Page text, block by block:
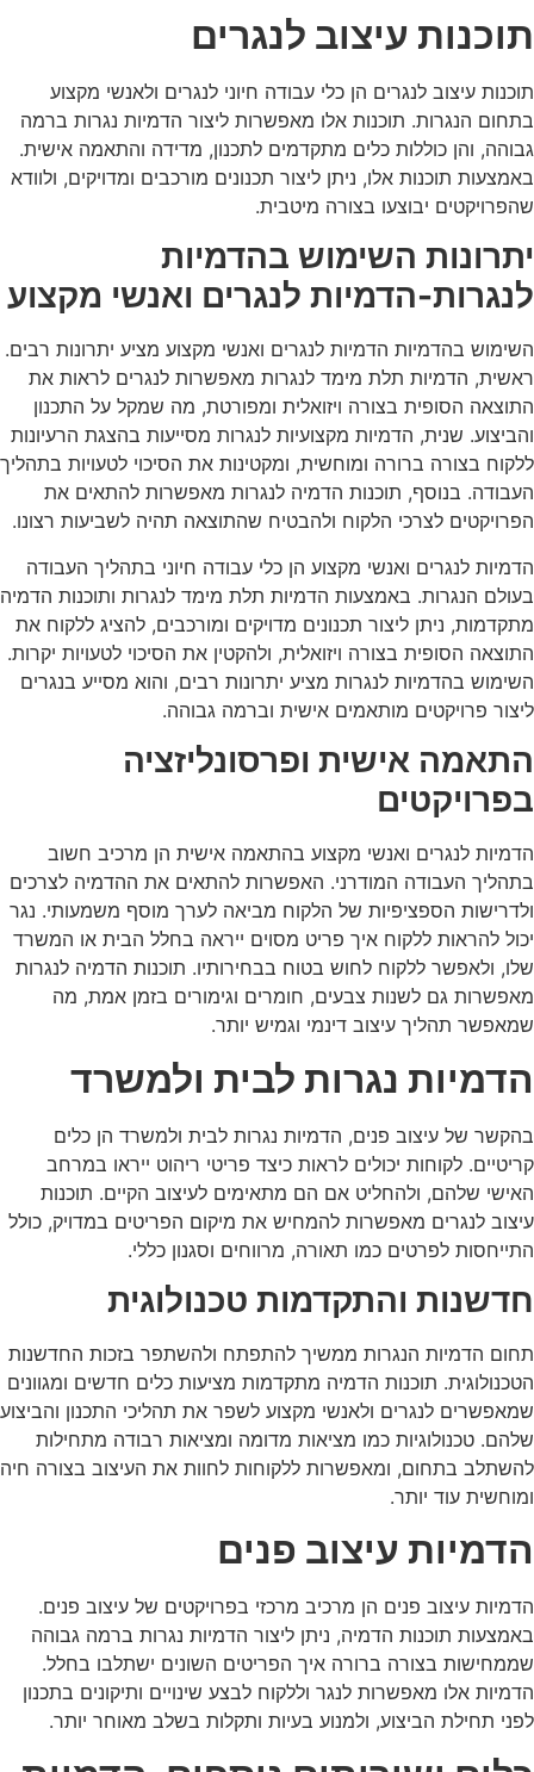
תוכנות עיצוב לנגרים
תוכנות עיצוב לנגרים הן כלי עבודה חיוני לנגרים ולאנשי מקצוע
בתחום הנגרות. תוכנות אלו מאפשרות ליצור הדמיות נגרות ברמה
גבוהה, והן כוללות כלים מתקדמים לתכנון, מדידה והתאמה אישית.
באמצעות תוכנות אלו, ניתן ליצור תכנונים מורכבים ומדויקים, ולוודא
שהפרויקטים יבוצעו בצורה מיטבית.
יתרונות השימוש בהדמיות
לנגרות-הדמיות לנגרים ואנשי מקצוע
השימוש בהדמיות הדמיות לנגרים ואנשי מקצוע מציע יתרונות רבים.
ראשית, הדמיות תלת מימד לנגרות מאפשרות לנגרים לראות את
התוצאה הסופית בצורה ויזואלית ומפורטת, מה שמקל על התכנון
והביצוע. שנית, הדמיות מקצועיות לנגרות מסייעות בהצגת הרעיונות
ללקוח בצורה ברורה ומוחשית, ומקטינות את הסיכוי לטעויות בתהליך
העבודה. בנוסף, תוכנות הדמיה לנגרות מאפשרות להתאים את
הפרויקטים לצרכי הלקוח ולהבטיח שהתוצאה תהיה לשביעות רצונו.
הדמיות לנגרים ואנשי מקצוע הן כלי עבודה חיוני בתהליך העבודה
בעולם הנגרות. באמצעות הדמיות תלת מימד לנגרות ותוכנות הדמיה
מתקדמות, ניתן ליצור תכנונים מדויקים ומורכבים, להציג ללקוח את
התוצאה הסופית בצורה ויזואלית, ולהקטין את הסיכוי לטעויות יקרות.
השימוש בהדמיות לנגרות מציע יתרונות רבים, והוא מסייע בנגרים
ליצור פרויקטים מותאמים אישית וברמה גבוהה.
התאמה אישית ופרסונליזציה
בפרויקטים
הדמיות לנגרים ואנשי מקצוע בהתאמה אישית הן מרכיב חשוב
בתהליך העבודה המודרני. האפשרות להתאים את ההדמיה לצרכים
ולדרישות הספציפיות של הלקוח מביאה לערך מוסף משמעותי. נגר
יכול להראות ללקוח איך פריט מסוים ייראה בחלל הבית או המשרד
שלו, ולאפשר ללקוח לחוש בטוח בבחירותיו. תוכנות הדמיה לנגרות
מאפשרות גם לשנות צבעים, חומרים וגימורים בזמן אמת, מה
שמאפשר תהליך עיצוב דינמי וגמיש יותר.
הדמיות נגרות לבית ולמשרד
בהקשר של עיצוב פנים, הדמיות נגרות לבית ולמשרד הן כלים
קריטיים. לקוחות יכולים לראות כיצד פריטי ריהוט ייראו במרחב
האישי שלהם, ולהחליט אם הם מתאימים לעיצוב הקיים. תוכנות
עיצוב לנגרים מאפשרות להמחיש את מיקום הפריטים במדויק, כולל
התייחסות לפרטים כמו תאורה, מרווחים וסגנון כללי.
חדשנות והתקדמות טכנולוגית
תחום הדמיות הנגרות ממשיך להתפתח ולהשתפר בזכות החדשנות
הטכנולוגית. תוכנות הדמיה מתקדמות מציעות כלים חדשים ומגוונים
שמאפשרים לנגרים ולאנשי מקצוע לשפר את תהליכי התכנון והביצוע
שלהם. טכנולוגיות כמו מציאות מדומה ומציאות רבודה מתחילות
להשתלב בתחום, ומאפשרות ללקוחות לחוות את העיצוב בצורה חיה
ומוחשית עוד יותר.
הדמיות עיצוב פנים
הדמיות עיצוב פנים הן מרכיב מרכזי בפרויקטים של עיצוב פנים.
באמצעות תוכנות הדמיה, ניתן ליצור הדמיות נגרות ברמה גבוהה
שממחישות בצורה ברורה איך הפריטים השונים ישתלבו בחלל.
הדמיות אלו מאפשרות לנגר וללקוח לבצע שינויים ותיקונים בתכנון
לפני תחילת הביצוע, ולמנוע בעיות ותקלות בשלב מאוחר יותר.